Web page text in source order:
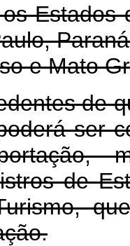
Estados
e Mato
de
ser
de